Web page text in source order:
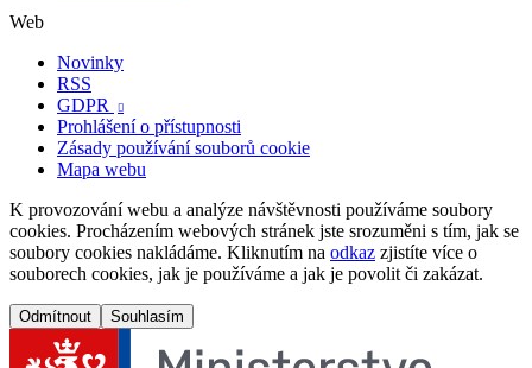
Web
Novinky
RSS
GDPR

Prohlášení o přístupnosti
Zásady používání souborů cookie
Mapa webu
K provozování webu a analýze návštěvnosti používáme soubory
cookies. Procházením webových stránek jste srozuměni s tím, jak se
soubory cookies nakládáme. Kliknutím na odkaz zjistíte více o
souborech cookies, jak je používáme a jak je povolit či zakázat.
Odmítnout Souhlasím